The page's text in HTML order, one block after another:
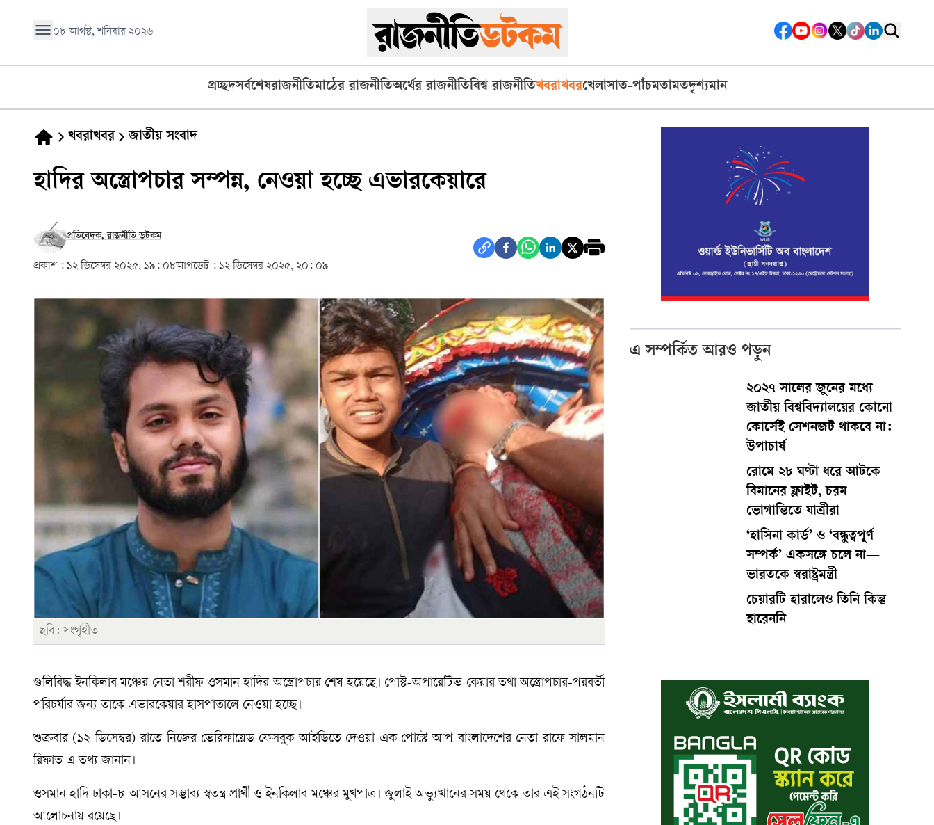
০৮ আগস্ট, শনিবার ২০২৬
প্রচ্ছদসর্বশেষরাজনীতিমাঠের রাজনীতিঅর্থের রাজনীতিবিশ্ব রাজনীতিখবরাখবরখেলাসাত-পাঁচমতামতদৃশ্যমান
খবরাখবর জাতীয় সংবাদ
হাদির অস্ত্রোপচার সম্পন্ন, নেওয়া হচ্ছে এভারকেয়ারে
প্রতিবেদক, রাজনীতি ডটকম
প্রকাশ : ১২ ডিসেম্বর ২০২৫, ১৯: ০৮আপডেট : ১২ ডিসেম্বর ২০২৫, ২০: ০৯
ছবি: সংগৃহীত
গুলিবিদ্ধ ইনকিলাব মঞ্চের নেতা শরীফ ওসমান হাদির অস্ত্রোপচার শেষ হয়েছে। পোস্ট-অপারেটিভ কেয়ার তথা অস্ত্রোপচার-পরবর্তী
পরিচর্যার জন্য তাকে এভারকেয়ার হাসপাতালে নেওয়া হচ্ছে।
শুক্রবার (১২ ডিসেম্বর) রাতে নিজের ভেরিফায়েড ফেসবুক আইডিতে দেওয়া এক পোস্টে আপ বাংলাদেশের নেতা রাফে সালমান
রিফাত এ তথ্য জানান।
ওসমান হাদি ঢাকা-৮ আসনের সম্ভাব্য স্বতন্ত্র প্রার্থী ও ইনকিলাব মঞ্চের মুখপাত্র। জুলাই অভ্যুত্থানের সময় থেকে তার এই সংগঠনটি
আলোচনায় রয়েছে।
এ সম্পর্কিত আরও পড়ুন
২০২৭ সালের জুনের মধ্যে
জাতীয় বিশ্ববিদ্যালয়ের কোনো
কোর্সেই সেশনজট থাকবে না:
উপাচার্য
রোমে ২৮ ঘণ্টা ধরে আটকে
বিমানের ফ্লাইট, চরম
ভোগান্তিতে যাত্রীরা
‘হাসিনা কার্ড’ ও ‘বন্ধুত্বপূর্ণ
সম্পর্ক’ একসঙ্গে চলে না—
ভারতকে স্বরাষ্ট্রমন্ত্রী
চেয়ারটি হারালেও তিনি কিন্তু
হারেননি